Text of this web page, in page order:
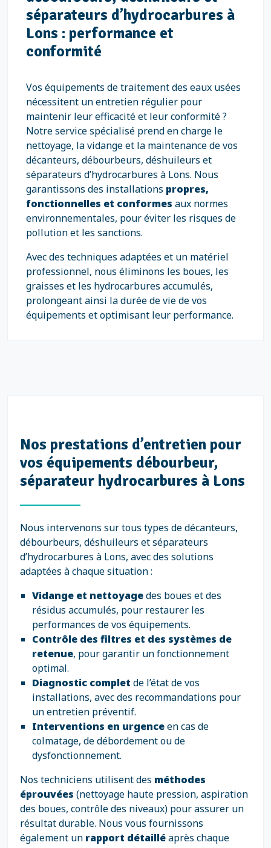
séparateurs d’hydrocarbures à
Lons : performance et
conformité
Vos équipements de traitement des eaux usées
nécessitent un entretien régulier pour
maintenir leur efficacité et leur conformité ?
Notre service spécialisé prend en charge le
nettoyage, la vidange et la maintenance de vos
décanteurs, débourbeurs, déshuileurs et
séparateurs d’hydrocarbures à Lons. Nous
garantissons des installations propres,
fonctionnelles et conformes aux normes
environnementales, pour éviter les risques de
pollution et les sanctions.
Avec des techniques adaptées et un matériel
professionnel, nous éliminons les boues, les
graisses et les hydrocarbures accumulés,
prolongeant ainsi la durée de vie de vos
équipements et optimisant leur performance.
Nos prestations d’entretien pour
vos équipements débourbeur,
séparateur hydrocarbures à Lons
Nous intervenons sur tous types de décanteurs,
débourbeurs, déshuileurs et séparateurs
d’hydrocarbures à Lons, avec des solutions
adaptées à chaque situation :
Vidange et nettoyagedes boues et des
résidus accumulés, pour restaurer les
performances de vos équipements.
Contrôle des filtres et des systèmes de
retenue, pour garantir un fonctionnement
optimal.
Diagnostic complet de l’état de vos
installations, avec des recommandations pour
un entretien préventif.
Interventions en urgenceen cas de
colmatage, de débordement ou de
dysfonctionnement.
Nos techniciens utilisent des méthodes
éprouvées (nettoyage haute pression, aspiration
des boues, contrôle des niveaux) pour assurer un
résultat durable. Nous vous fournissons
également un rapport détailléaprès chaque